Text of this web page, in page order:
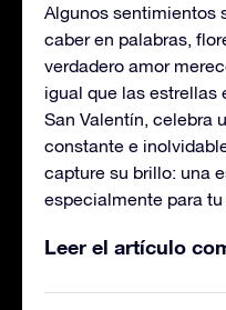
Algunos sentimientos
caber en palabras,
verdadero amor
igual que las estrellas
San Valentín, celebra
constante e
capture su brillo: una
especialmente para tu
Leer el artículo